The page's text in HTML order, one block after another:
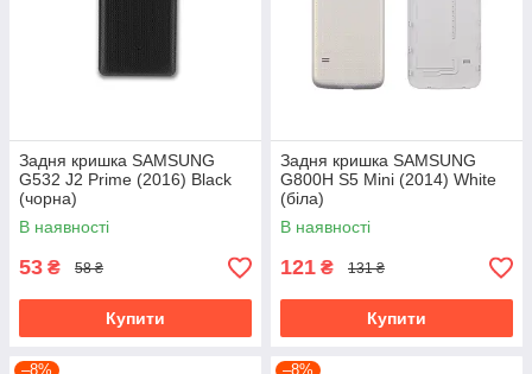
Задня кришка SAMSUNG
G532 J2 Prime (2016) Black
(чорна)
В наявності
53 ₴ 58 ₴
Купити
Задня кришка SAMSUNG
G800H S5 Mini (2014) White
(біла)
В наявності
121 ₴ 131 ₴
Купити
–8% –8%